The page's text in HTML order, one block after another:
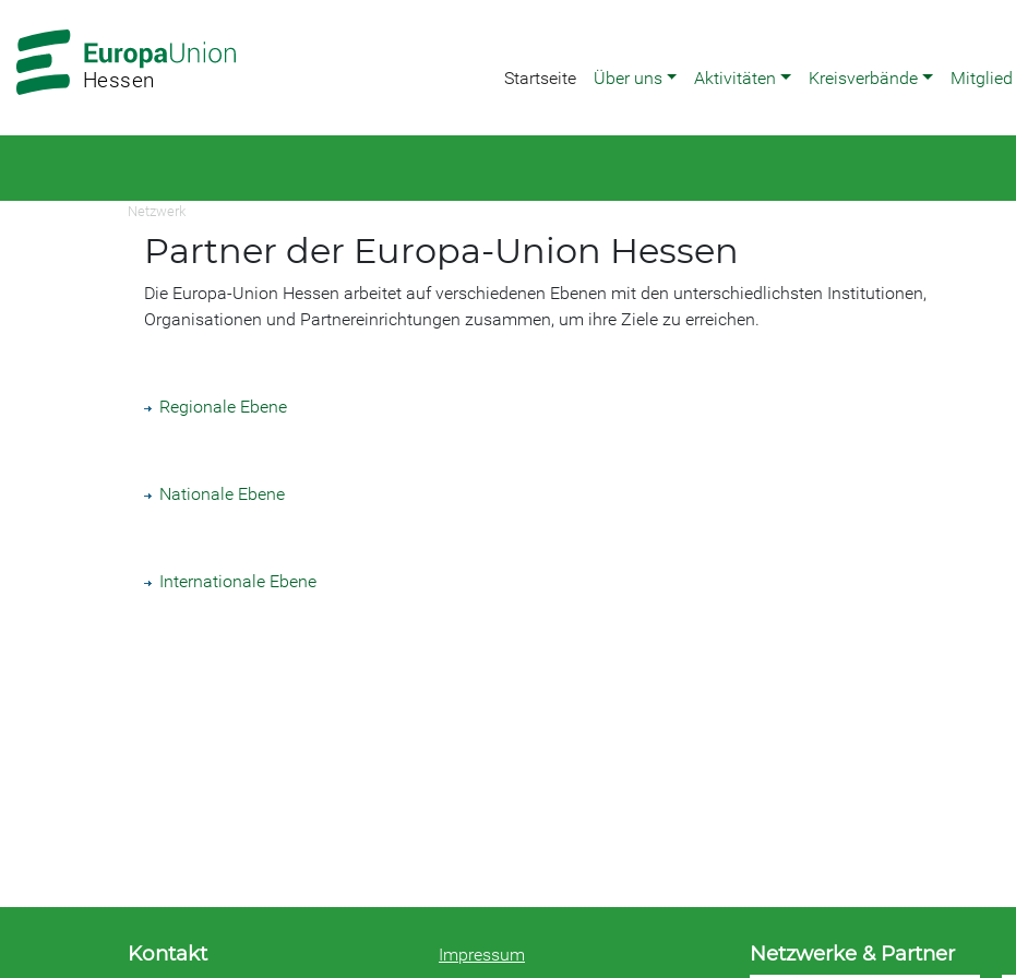
Hauptnavigation
Hauptbereich
Hessen Startseite Über uns Aktivitäten Kreisverbände Mitglied
Netzwerk
Partner der Europa-Union Hessen
Die Europa-Union Hessen arbeitet auf verschiedenen Ebenen mit den unterschiedlichsten Institutionen,
Organisationen und Partnereinrichtungen zusammen, um ihre Ziele zu erreichen.
Regionale Ebene
Nationale Ebene
Internationale Ebene
Kontakt Impressum Netzwerke & Partner